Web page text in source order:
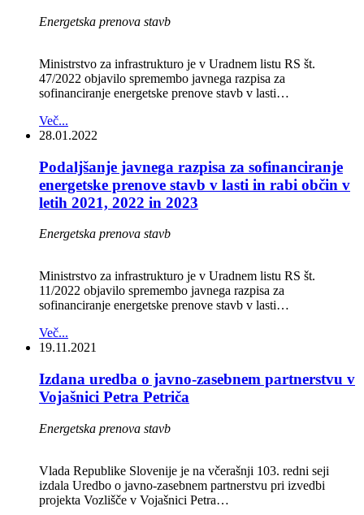
Energetska prenova stavb
Ministrstvo za infrastrukturo je v Uradnem listu RS št.
47/2022 objavilo spremembo javnega razpisa za
sofinanciranje energetske prenove stavb v lasti…
Več...
28.01.2022
Podaljšanje javnega razpisa za sofinanciranje
energetske prenove stavb v lasti in rabi občin v
letih 2021, 2022 in 2023
Energetska prenova stavb
Ministrstvo za infrastrukturo je v Uradnem listu RS št.
11/2022 objavilo spremembo javnega razpisa za
sofinanciranje energetske prenove stavb v lasti…
Več...
19.11.2021
Izdana uredba o javno-zasebnem partnerstvu v
Vojašnici Petra Petriča
Energetska prenova stavb
Vlada Republike Slovenije je na včerašnji 103. redni seji
izdala Uredbo o javno-zasebnem partnerstvu pri izvedbi
projekta Vozlišče v Vojašnici Petra…